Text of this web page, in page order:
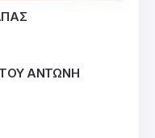
ΤΟΥ ΑΝΤΩΝΗ